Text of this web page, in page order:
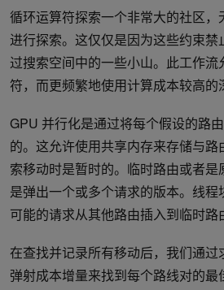
循环运算符探索一个非常大的社区，
进行探索。这仅仅是因为这些约束
过搜索空间中的一些小山。此工作
符，而更频繁地使用计算成本较高的
GPU 并行化是通过将每个假设的路
的。这允许使用共享内存来存储与
索移动时是暂时的。临时路由或者
是弹出一个或多个请求的版本。线
可能的请求从其他路由插入到临时路
在查找并记录所有移动后，我们通
弹射成本增量来找到每个路线对的最